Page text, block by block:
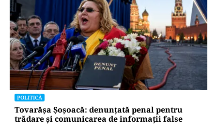
POLITICĂ
Tovarășa Șoșoacă: denunțată penal pentru
trădare și comunicarea de informații false